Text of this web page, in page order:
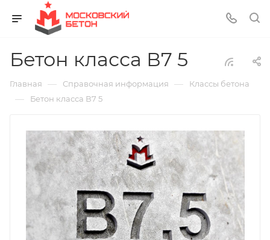
Бетон класса В7 5
Главная — Справочная информация — Классы бетона
— Бетон класса В7 5